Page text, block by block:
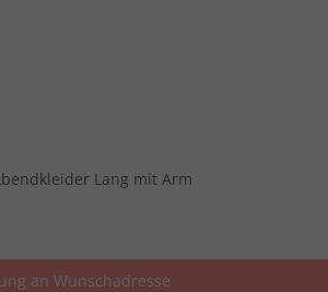
Lang mit Arm
an Wunschadresse